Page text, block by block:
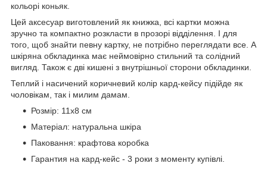
кольорі коньяк.
Цей аксесуар виготовлений як книжка, всі картки можна
зручно та компактно розкласти в прозорі відділення. І для
того, щоб знайти певну картку, не потрібно переглядати все. А
шкіряна обкладинка має неймовірно стильний та солідний
вигляд. Також є дві кишені з внутрішньої сторони обкладинки.
Теплий і насичений коричневий колір кард-кейсу підійде як
чоловікам, так і милим дамам.
Розмір: 11х8 см
Матеріал: натуральна шкіра
Паковання: крафтова коробка
Гарантия на кард-кейс - 3 роки з моменту купівлі.